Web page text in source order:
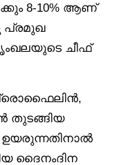
8-10% ആണ്
പ്രമുഖ
ചീഫ്
ദൈനംദിന